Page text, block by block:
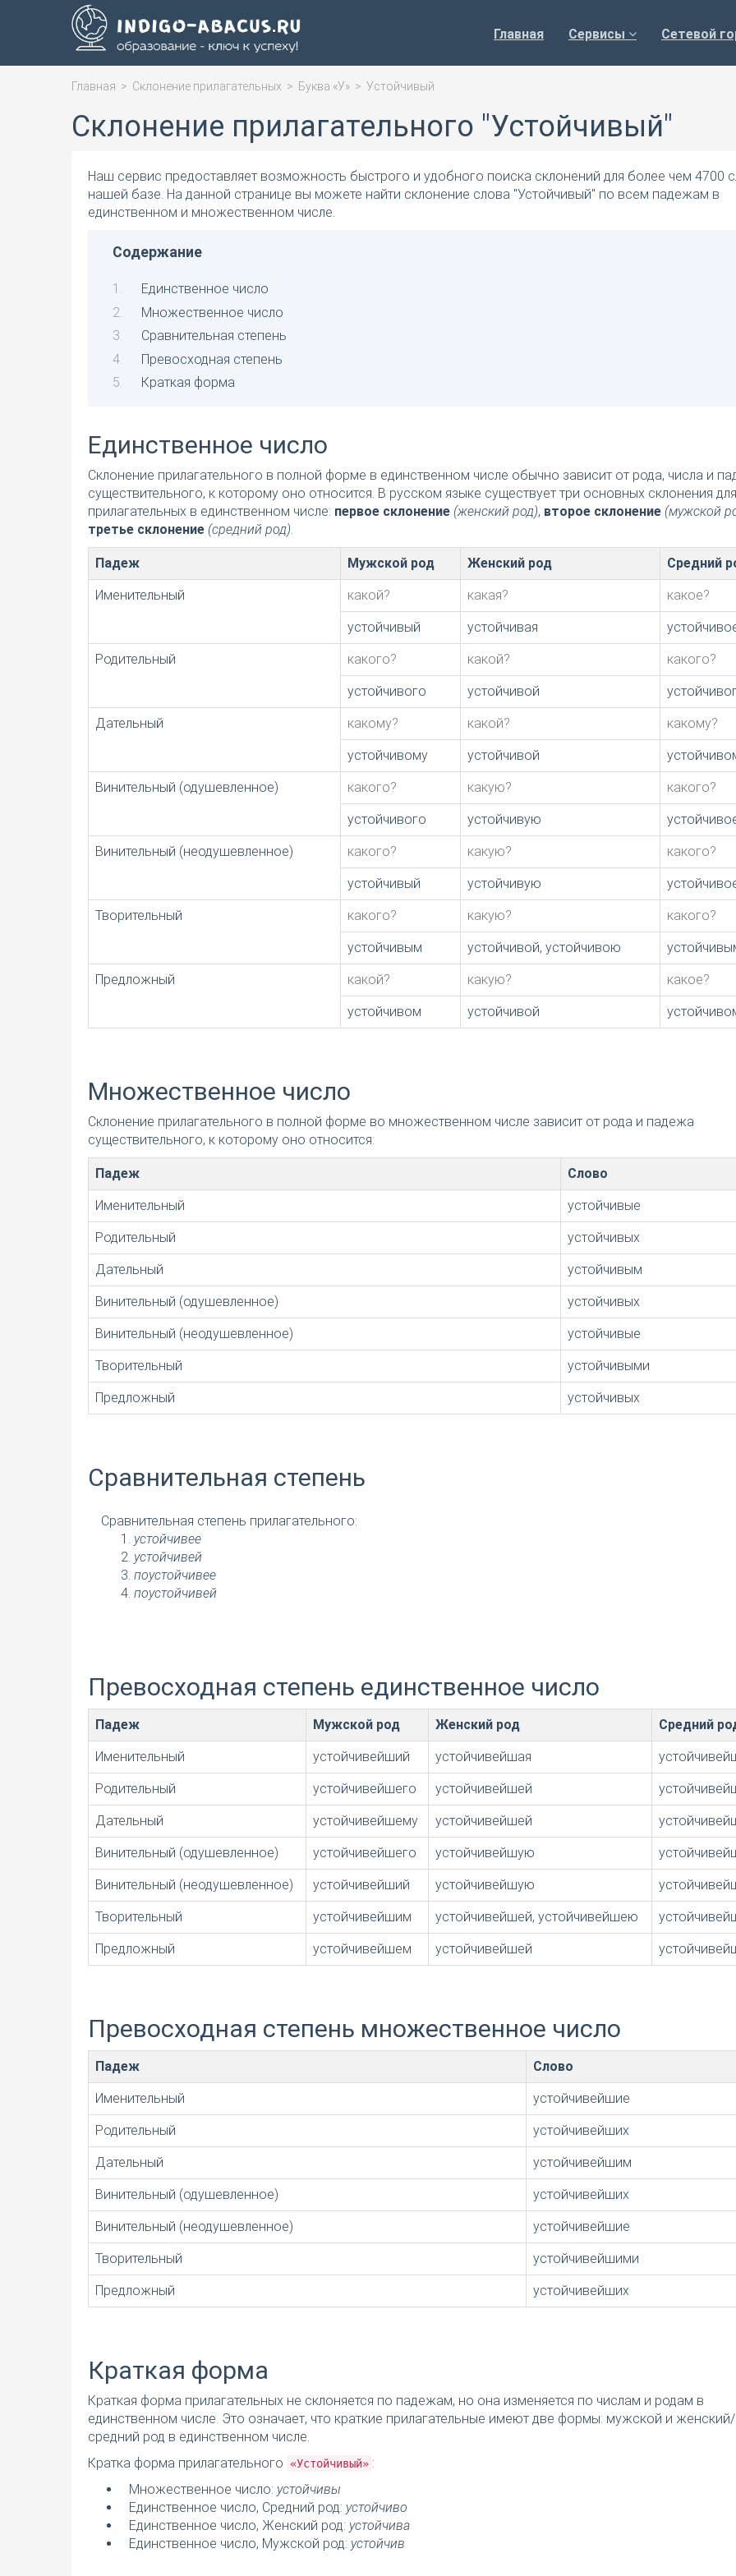
Главная Сервисы Сетевой
Главная > Склонение прилагательных > Буква «У» > Устойчивый
Склонение прилагательного "Устойчивый"
Наш сервис предоставляет возможность быстрого и удобного поиска склонений для более чем 4700
нашей базе. На данной странице вы можете найти склонение слова "Устойчивый" по всем падежам в
единственном и множественном числе.
Содержание
Единственное число
Множественное число
Сравнительная степень
Превосходная степень
Краткая форма
Единственное число
Склонение прилагательного в полной форме в единственном числе обычно зависит от рода, числа и
существительного, к которому оно относится. В русском языке существует три основных склонения для
прилагательных в единственном числе: первое склонение (женский род), второе склонение (мужской
третье склонение (средний род).
Падеж Мужской род Женский род Средний
Именительный какой? какая? какое?
устойчивый устойчивая
Родительный какого? какой? какого?
устойчивого устойчивой
Дательный какому? какой? какому?
устойчивому устойчивой
Винительный (одушевленное) какого? какую? какого?
устойчивого устойчивую
Винительный (неодушевленное) какого? какую? какого?
устойчивый устойчивую
Творительный какого? какую? какого?
устойчивым устойчивой, устойчивою
Предложный какой? какую? какое?
устойчивом устойчивой
Множественное число
Склонение прилагательного в полной форме во множественном числе зависит от рода и падежа
существительного, к которому оно относится:
Падеж Слово
Именительный устойчивые
Родительный устойчивых
Дательный устойчивым
Винительный (одушевленное) устойчивых
Винительный (неодушевленное) устойчивые
Творительный устойчивыми
Предложный устойчивых
Сравнительная степень
Сравнительная степень прилагательного:
устойчивее
устойчивей
поустойчивее
поустойчивей
Превосходная степень единственное число
Падеж Мужской род Женский род Средний
Именительный устойчивейший устойчивейшая
Родительный устойчивейшего устойчивейшей
Дательный устойчивейшему устойчивейшей
Винительный (одушевленное) устойчивейшего устойчивейшую
Винительный (неодушевленное) устойчивейший устойчивейшую
Творительный устойчивейшим устойчивейшей, устойчивейшею
Предложный устойчивейшем устойчивейшей
Превосходная степень множественное число
Падеж Слово
Именительный устойчивейшие
Родительный устойчивейших
Дательный устойчивейшим
Винительный (одушевленное) устойчивейших
Винительный (неодушевленное) устойчивейшие
Творительный устойчивейшими
Предложный устойчивейших
Краткая форма
Краткая форма прилагательных не склоняется по падежам, но она изменяется по числам и родам в
единственном числе. Это означает, что краткие прилагательные имеют две формы: мужской и женский/
средний род в единственном числе.
Кратка форма прилагательного
«Устойчивый» :
Множественное число: устойчивы
Единственное число, Средний род: устойчиво
Единственное число, Женский род: устойчива
Единственное число, Мужской род: устойчив